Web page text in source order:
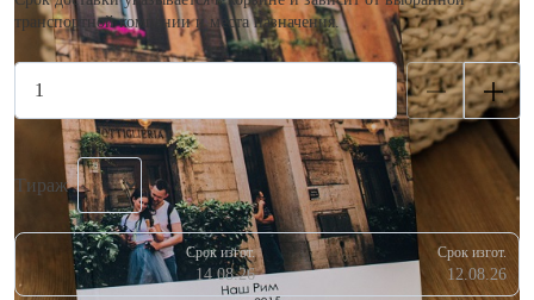
транспортной компании и места назначения.
Тираж
Срок изгот.
14.08.26
Срок изгот.
12.08.26